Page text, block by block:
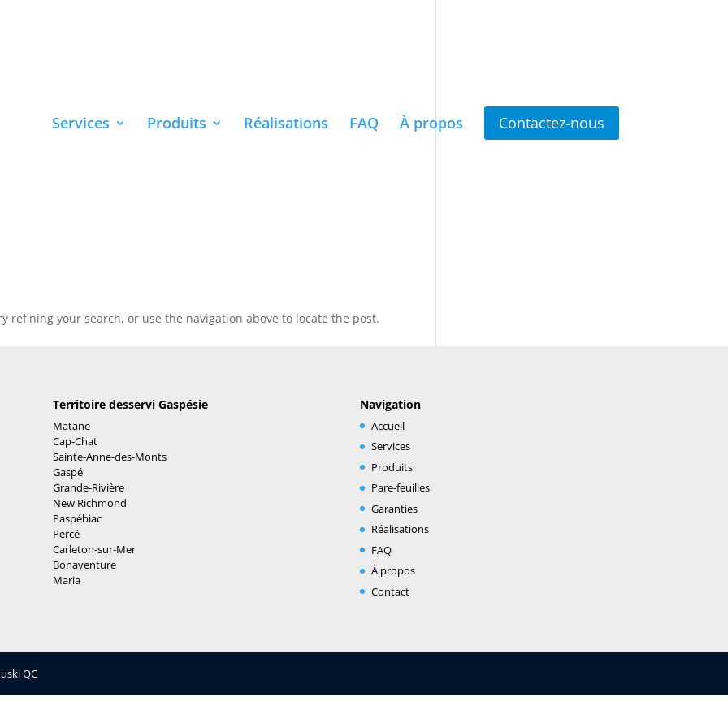
Services Produits Réalisations FAQ À propos Contactez-nous
refining your search, or use the navigation above to locate the post.
Territoire desservi Gaspésie
Matane
Cap-Chat
Sainte-Anne-des-Monts
Gaspé
Grande-Rivière
New Richmond
Paspébiac
Percé
Carleton-sur-Mer
Bonaventure
Maria
Navigation
Accueil
Services
Produits
Pare-feuilles
Garanties
Réalisations
FAQ
À propos
Contact
QC